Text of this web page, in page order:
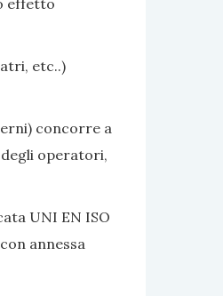
effetto
etc..)
concorre a
operatori,
UNI EN ISO
annessa